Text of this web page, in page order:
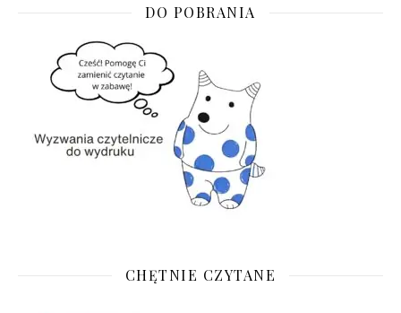
DO POBRANIA
CHĘTNIE CZYTANE